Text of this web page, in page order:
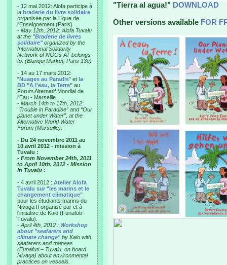
- 12 mai 2012: Alofa participe à
la braderie du livre solidaire
organisée par la Ligue de
l'Enseignement (Paris)
- May 12th, 2012: Alofa Tuvalu
at the "Braderie de livres
solidaire"organized by the
International Solidarity
Network of NGOs AT belongs
to. (Blanqui Market, Paris 13e)
- 14 au 17 mars 2012:
"Nuages au Paradis" et la
BD "A l'eau, la Terre" au
Forum Alternatif Mondial de
l'Eau - Marseille.
- March 14th to 17th, 2012:
"Trouble in Paradise” and “Our
planet under Water”, at the
Alternative World Water
Forum (Marseille).
- Du 24 novembre 2011 au
10 avril 2012 - mission à
Tuvalu :
- From November 24th, 2011
to April 10th, 2012 - Mission
in Tuvalu :
- 4 avril 2012 : Atelier Alofa
Tuvalu sur "les marins et le
changement climatique"
pour les étudiants marins du
Nivaga II organisé par et à
l'initiative de Kaio (Funafuti -
Tuvalu).
- April 4th, 2012 : Workshop
about "seafarers and
climate change"by Kaio with
seafarers and trainees
(Funafuti – Tuvalu, on board
Nivaga) about environmental
practices on vessels.
"Tierra al agua!" DOWNLOAD
Other versions available FOR